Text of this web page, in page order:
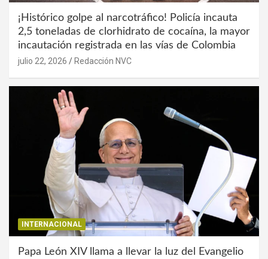
¡Histórico golpe al narcotráfico! Policía incauta
2,5 toneladas de clorhidrato de cocaína, la mayor
incautación registrada en las vías de Colombia
julio 22, 2026 Redacción NVC
INTERNACIONAL
Papa León XIV llama a llevar la luz del Evangelio